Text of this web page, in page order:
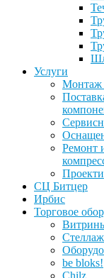
Услуги
Монтаж
Ремонт
СЦ Битцер
Ирбис
Торговое
be bloks!
Chilz